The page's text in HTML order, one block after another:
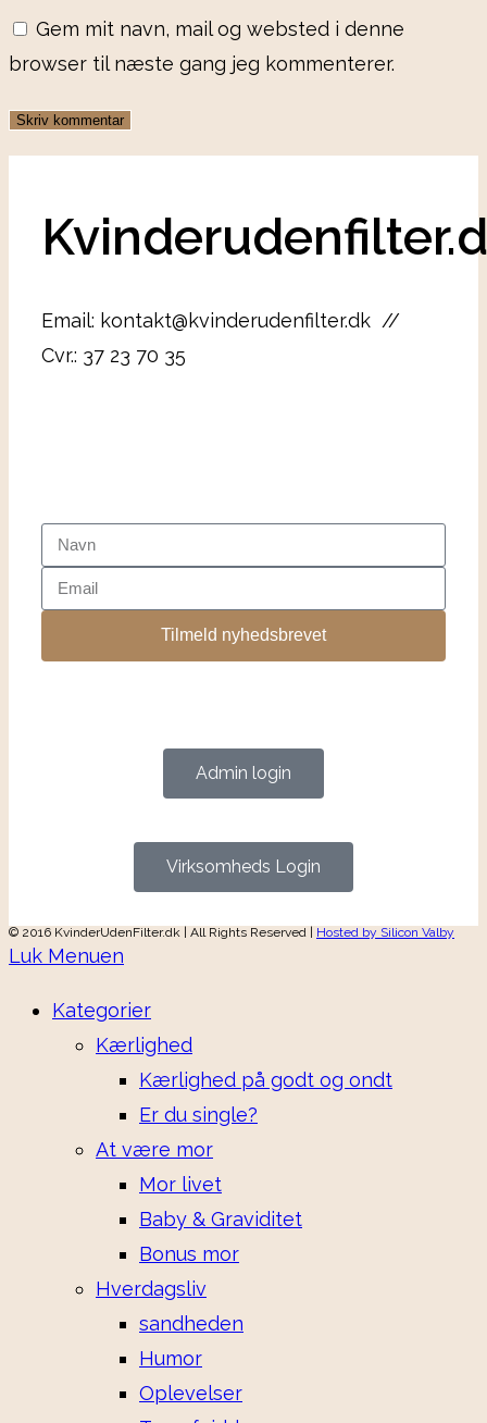
Gem mit navn, mail og websted i denne
browser til næste gang jeg kommenterer.
Email: kontakt@kvinderudenfilter.dk //
Cvr.: 37 23 70 35
Tilmeld nyhedsbrevet
Virksomheds Login
Admin login
© 2016 KvinderUdenFilter.dk | All Rights Reserved | Hosted by Silicon Valby
Luk Menuen
Kategorier
Kærlighed
Kærlighed på godt og ondt
Er du single?
At være mor
Mor livet
Baby & Graviditet
Bonus mor
Hverdagsliv
sandheden
Humor
Oplevelser